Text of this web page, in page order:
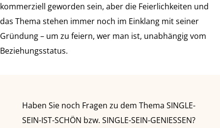
kommerziell geworden sein, aber die Feierlichkeiten und
das Thema stehen immer noch im Einklang mit seiner
Gründung – um zu feiern, wer man ist, unabhängig vom
Beziehungsstatus.
Haben Sie noch Fragen zu dem Thema SINGLE-
SEIN-IST-SCHÖN bzw. SINGLE-SEIN-GENIESSEN?